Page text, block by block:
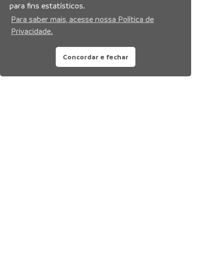
para fins estatísticos.
Para saber mais, acesse nossa Política de
Privacidade.
Concordar e fechar